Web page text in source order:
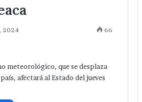
2024 66
meteorológico, que se desplaza
afectará al Estado del jueves
eléctrica en San Hipólito
Xochiltenango .